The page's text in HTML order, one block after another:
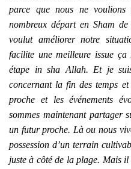
parce que nous ne
nombreux départ en Sham
voulut améliorer notre
facilite une meilleure issue ça
étape in sha Allah. Et je
concernant la fin des temps
proche et les événements
sommes maintenant partager
un futur proche. Là ou nous
possession d’un terrain
juste à côté de la plage. Mais il